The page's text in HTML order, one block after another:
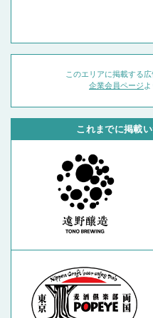
このエリアに掲載する
企業会員ページ
これまでに掲載